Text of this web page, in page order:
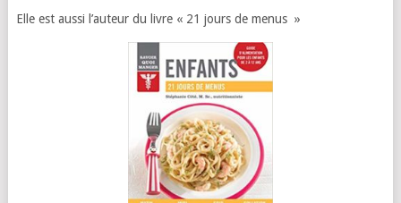
Elle est aussi l’auteur du livre « 21 jours de menus »